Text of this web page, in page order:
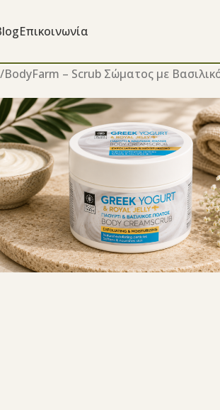
Επικοινωνία
BodyFarm – Scrub Σώματος με